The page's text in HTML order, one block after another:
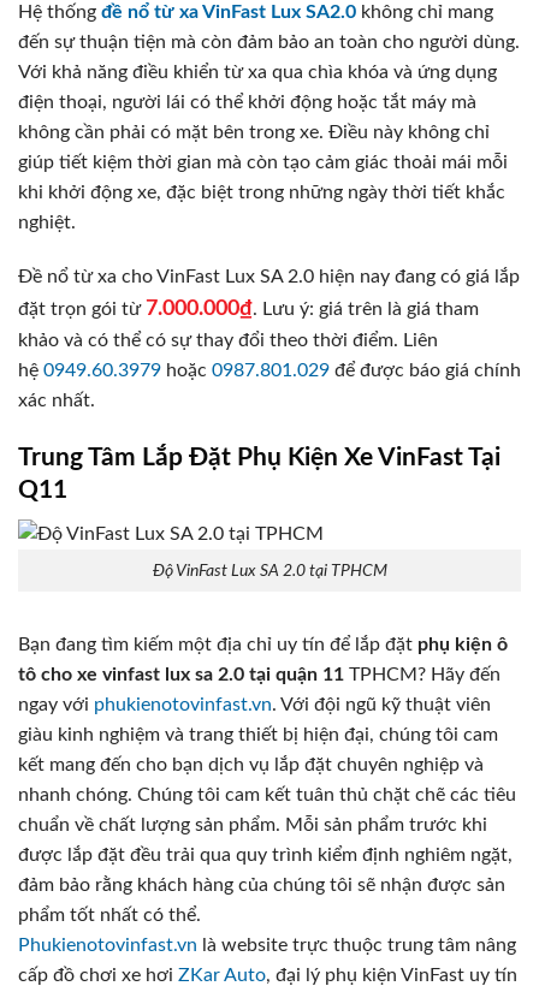
Hệ thống đề nổ từ xa VinFast Lux SA2.0 không chỉ mang
đến sự thuận tiện mà còn đảm bảo an toàn cho người dùng.
Với khả năng điều khiển từ xa qua chìa khóa và ứng dụng
điện thoại, người lái có thể khởi động hoặc tắt máy mà
không cần phải có mặt bên trong xe. Điều này không chỉ
giúp tiết kiệm thời gian mà còn tạo cảm giác thoải mái mỗi
khi khởi động xe, đặc biệt trong những ngày thời tiết khắc
nghiệt.
Đề nổ từ xa cho VinFast Lux SA 2.0 hiện nay đang có giá lắp
đặt trọn gói từ 7.000.000₫. Lưu ý: giá trên là giá tham
khảo và có thể có sự thay đổi theo thời điểm. Liên
hệ 0949.60.3979 hoặc 0987.801.029 để được báo giá chính
xác nhất.
Trung Tâm Lắp Đặt Phụ Kiện Xe VinFast Tại
Q11
Độ VinFast Lux SA 2.0 tại TPHCM
Bạn đang tìm kiếm một địa chỉ uy tín để lắp đặt phụ kiện ô
tô cho xe vinfast lux sa 2.0 tại quận 11 TPHCM? Hãy đến
ngay với phukienotovinfast.vn. Với đội ngũ kỹ thuật viên
giàu kinh nghiệm và trang thiết bị hiện đại, chúng tôi cam
kết mang đến cho bạn dịch vụ lắp đặt chuyên nghiệp và
nhanh chóng. Chúng tôi cam kết tuân thủ chặt chẽ các tiêu
chuẩn về chất lượng sản phẩm. Mỗi sản phẩm trước khi
được lắp đặt đều trải qua quy trình kiểm định nghiêm ngặt,
đảm bảo rằng khách hàng của chúng tôi sẽ nhận được sản
phẩm tốt nhất có thể.
Phukienotovinfast.vn là website trực thuộc trung tâm nâng
cấp đồ chơi xe hơi ZKar Auto, đại lý phụ kiện VinFast uy tín